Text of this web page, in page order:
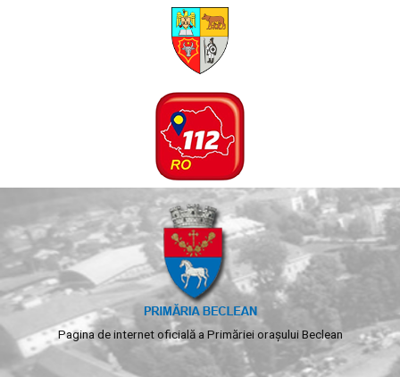
Pagina de internet oficială a Primăriei orașului Beclean